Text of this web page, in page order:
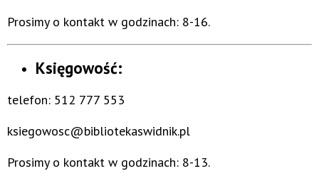
Prosimy o kontakt w godzinach: 8-16.
Księgowość:
telefon: 512 777 553
ksiegowosc@bibliotekaswidnik.pl
Prosimy o kontakt w godzinach: 8-13.